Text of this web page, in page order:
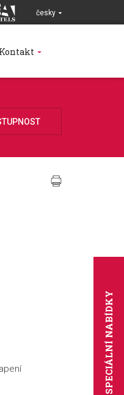
česky
Kontakt
SPECIÁLNÍ NABÍDKY